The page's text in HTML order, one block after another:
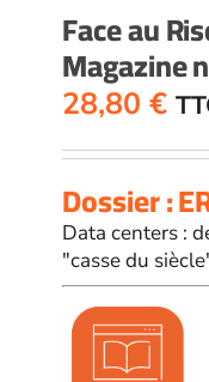
Face au
Magazine
28,80€
Dossier :
Data centers :
"casse du